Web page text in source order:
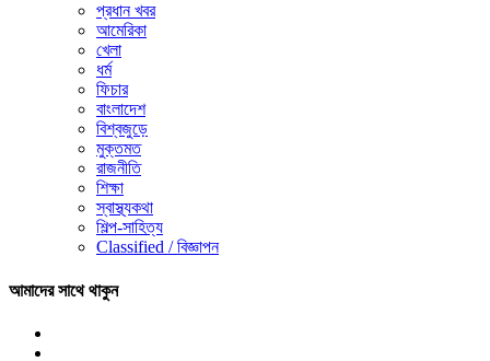
প্রধান খবর
আমেরিকা
খেলা
ধর্ম
ফিচার
বাংলাদেশ
বিশ্বজুড়ে
মুক্তমত
রাজনীতি
শিক্ষা
স্বাস্থ্যকথা
শিল্প-সাহিত্য
Classified / বিজ্ঞাপন
আমাদের সাথে থাকুন